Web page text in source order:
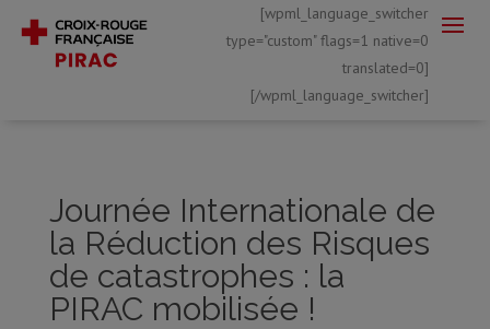
[wpml_language_switcher
type="custom" flags=1 native=0
translated=0]
[/wpml_language_switcher]
Journée Internationale de
la Réduction des Risques
de catastrophes : la
PIRAC mobilisée !